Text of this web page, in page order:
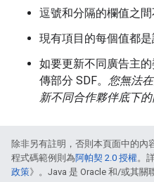
逗號和分隔的欄值之間
現有項目的每個值都是
如要更新不同廣告主
傳部分 SDF。 您無法
新不同合作夥伴底下的
除非另有註明，否則本頁面中的內
程式碼範例則為阿帕契 2.0 授權。
政策》。Java 是 Oracle 和/或其關